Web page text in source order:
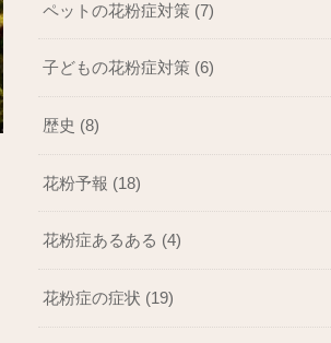
ペットの花粉症対策 (7)
子どもの花粉症対策 (6)
歴史 (8)
花粉予報 (18)
花粉症あるある (4)
花粉症の症状 (19)